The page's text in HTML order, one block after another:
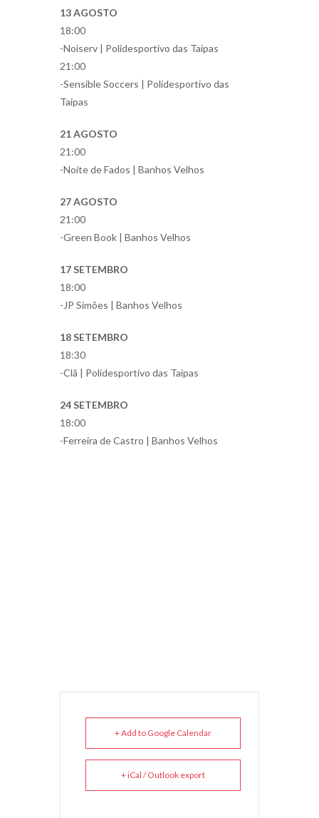
13 AGOSTO
18:00
-Noiserv | Polidesportivo das Taipas
21:00
-Sensible Soccers | Polidesportivo das
Taipas
21 AGOSTO
21:00
-Noite de Fados | Banhos Velhos
27 AGOSTO
21:00
-Green Book | Banhos Velhos
17 SETEMBRO
18:00
-JP Simões | Banhos Velhos
18 SETEMBRO
18:30
-Clã | Polidesportivo das Taipas
24 SETEMBRO
18:00
-Ferreira de Castro | Banhos Velhos
+ Add to Google Calendar
+ iCal / Outlook export